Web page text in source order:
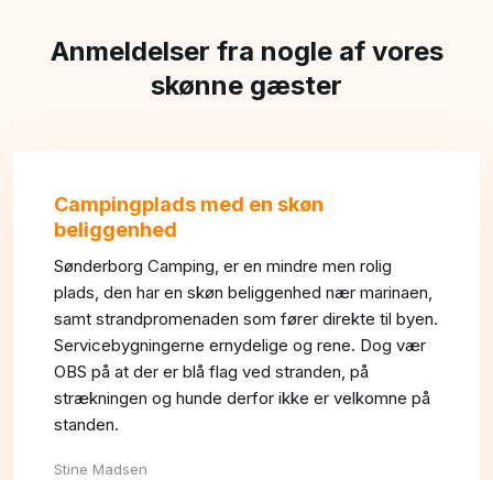
Anmeldelser fra nogle af vores
skønne gæster​
Campingplads med en skøn
beliggenhed
Sønderborg Camping, er en mindre men rolig
plads, den har en skøn beliggenhed nær marinaen,
samt strandpromenaden som fører direkte til byen.
Servicebygningerne ernydelige og rene. Dog vær
OBS på at der er blå flag ved stranden, på
strækningen og hunde derfor ikke er velkomne på
standen.
Stine Madsen​